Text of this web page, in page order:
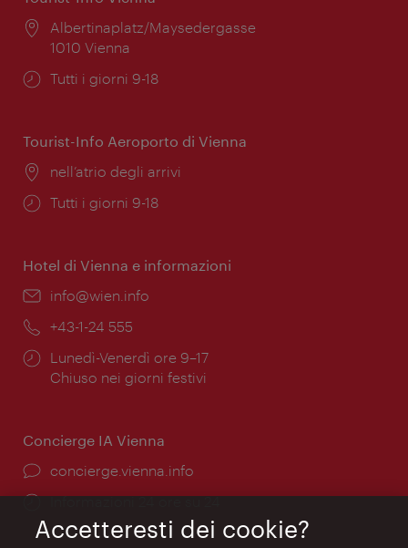
Posizione:
Albertinaplatz/Maysedergasse
1010 Vienna
Orari
Tutti i giorni 9-18
Tourist-Info Aeroporto di Vienna
Posizione:
nell’atrio degli arrivi
Orari
Tutti i giorni 9-18
Hotel di Vienna e informazioni
Email:
info@wien.info
Telefono:
+43-1-24 555
Orari
di
Lunedì-Venerdì ore 9–17
Chiuso nei giorni festivi
Concierge IA Vienna
Ort:
concierge.vienna.info
Öffnungszeiten:
Informazioni 24 ore su 24
Accetteresti dei cookie?